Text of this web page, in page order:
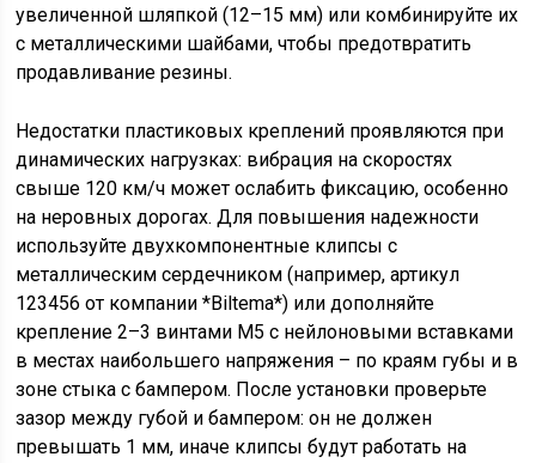
увеличенной шляпкой (12–15 мм) или комбинируйте их
с металлическими шайбами, чтобы предотвратить
продавливание резины.
Недостатки пластиковых креплений проявляются при
динамических нагрузках: вибрация на скоростях
свыше 120 км/ч может ослабить фиксацию, особенно
на неровных дорогах. Для повышения надежности
используйте двухкомпонентные клипсы с
металлическим сердечником (например, артикул
123456 от компании *Biltema*) или дополняйте
крепление 2–3 винтами M5 с нейлоновыми вставками
в местах наибольшего напряжения – по краям губы и в
зоне стыка с бампером. После установки проверьте
зазор между губой и бампером: он не должен
превышать 1 мм, иначе клипсы будут работать на